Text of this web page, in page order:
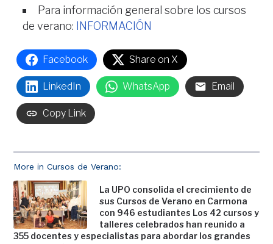
More in Cursos de Verano:
La UPO consolida el crecimiento de
sus Cursos de Verano en Carmona
con 946 estudiantes Los 42 cursos y
talleres celebrados han reunido a
355 docentes y especialistas para abordar los grandes
Para información general sobre los cursos
de verano: INFORMACIÓN
Facebook Share on X
LinkedIn WhatsApp Email
Copy Link